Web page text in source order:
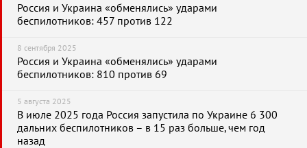
Россия и Украина «обменялись» ударами
беспилотников: 457 против 122
8 сентября 2025
Россия и Украина «обменялись» ударами
беспилотников: 810 против 69
5 августа 2025
В июле 2025 года Россия запустила по Украине 6 300
дальних беспилотников – в 15 раз больше, чем год
назад